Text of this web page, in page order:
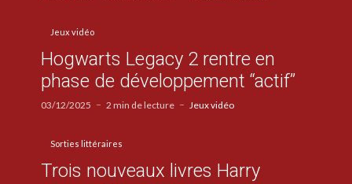
Jeux vidéo
Hogwarts Legacy 2 rentre en
phase de développement “actif”
03/12/2025 2 min de lecture Jeux vidéo
Sorties littéraires
Trois nouveaux livres Harry